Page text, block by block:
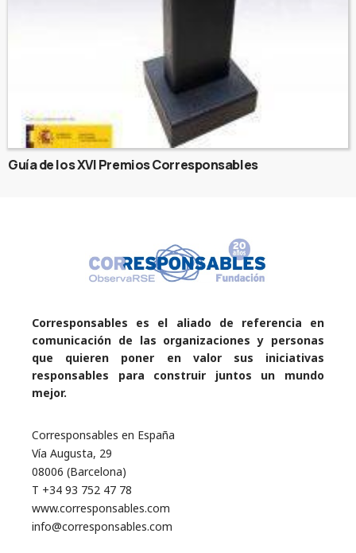
Guía de los XVI Premios Corresponsables
Corresponsables es el aliado de referencia en
comunicación de las organizaciones y personas
que quieren poner en valor sus iniciativas
responsables para construir juntos un mundo
mejor.
Corresponsables en España
Vía Augusta, 29
08006 (Barcelona)
T +34 93 752 47 78
www.corresponsables.com
info@corresponsables.com